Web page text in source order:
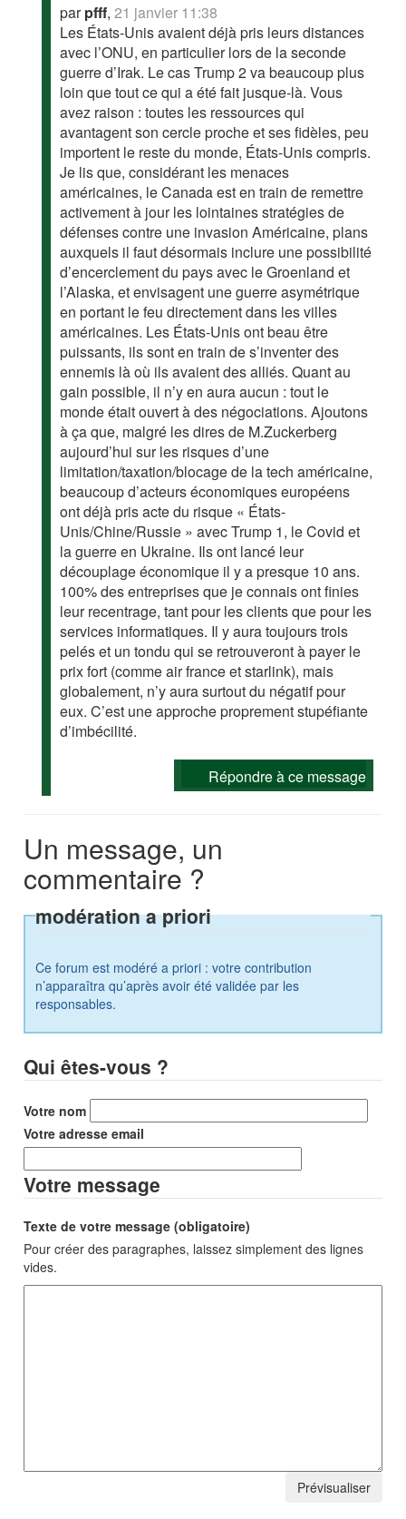
parpfff,21 janvier 11:38
Les États-Unis avaient déjà pris leurs distances
avec l’ONU, en particulier lors de la seconde
guerre d’Irak. Le cas Trump 2 va beaucoup plus
loin que tout ce qui a été fait jusque-là. Vous
avez raison : toutes les ressources qui
avantagent son cercle proche et ses fidèles, peu
importent le reste du monde, États-Unis compris.
Je lis que, considérant les menaces
américaines, le Canada est en train de remettre
activement à jour les lointaines stratégies de
défenses contre une invasion Américaine, plans
auxquels il faut désormais inclure une possibilité
d’encerclement du pays avec le Groenland et
l’Alaska, et envisagent une guerre asymétrique
en portant le feu directement dans les villes
américaines. Les États-Unis ont beau être
puissants, ils sont en train de s’inventer des
ennemis là où ils avaient des alliés. Quant au
gain possible, il n’y en aura aucun : tout le
monde était ouvert à des négociations. Ajoutons
à ça que, malgré les dires de M.Zuckerberg
aujourd’hui sur les risques d’une
limitation/taxation/blocage de la tech américaine,
beaucoup d’acteurs économiques européens
ont déjà pris acte du risque « États-
Unis/Chine/Russie » avec Trump 1, le Covid et
la guerre en Ukraine. Ils ont lancé leur
découplage économique il y a presque 10 ans.
100% des entreprises que je connais ont finies
leur recentrage, tant pour les clients que pour les
services informatiques. Il y aura toujours trois
pelés et un tondu qui se retrouveront à payer le
prix fort (comme air france et starlink), mais
globalement, n’y aura surtout du négatif pour
eux. C’est une approche proprement stupéfiante
d’imbécilité.
Répondre à ce message
Un message, un
commentaire ?
modération a priori
Ce forum est modéré a priori : votre contribution
n’apparaîtra qu’après avoir été validée par les
responsables.
Qui êtes-vous ?
Votre nom
Votre adresse email
Votre message
Texte de votre message (obligatoire)
Pour créer des paragraphes, laissez simplement des lignes
vides.